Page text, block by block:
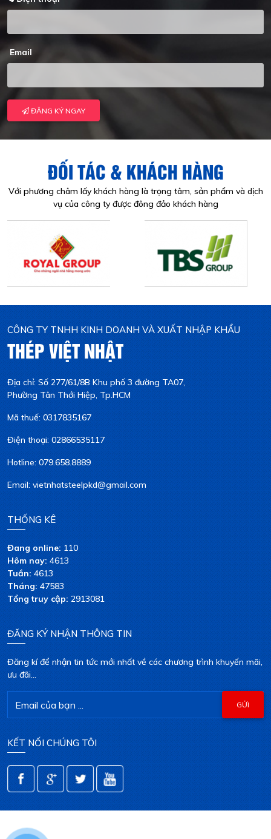
Email
ĐĂNG KÝ NGAY
ĐỐI TÁC & KHÁCH HÀNG
Với phương châm lấy khách hàng là trọng tâm, sản phẩm và dịch
vụ của công ty được đông đảo khách hàng
CÔNG TY TNHH KINH DOANH VÀ XUẤT NHẬP KHẨU
THÉP VIỆT NHẬT
Địa chỉ: Số 277/61/8B Khu phố 3 đường TA07,
Phường Tân Thới Hiệp, Tp.HCM
Mã thuế: 0317835167
Điện thoại: 02866535117
Hotline: 079.658.8889
Email: vietnhatsteelpkd@gmail.com
THỐNG KÊ
Đang online:110
Hôm nay:4613
Tuần:4613
Tháng:47583
Tổng truy cập:2913081
ĐĂNG KÝ NHẬN THÔNG TIN
Đăng kí để nhận tin tức mới nhất về các chương trình khuyến mãi,
ưu đãi...
KẾT NỐI CHÚNG TÔI